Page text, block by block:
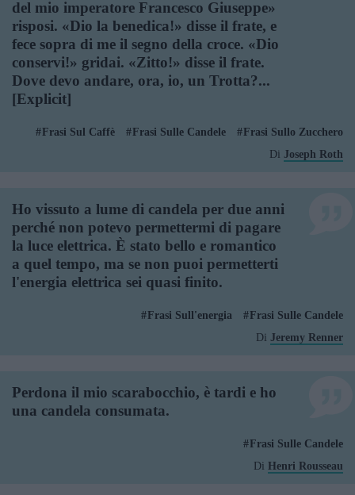
del mio imperatore Francesco Giuseppe»
risposi. «Dio la benedica!» disse il frate, e
fece sopra di me il segno della croce. «Dio
conservi!» gridai. «Zitto!» disse il frate.
Dove devo andare, ora, io, un Trotta?...
[Explicit]
Frasi Sul Caffè Frasi Sulle Candele
Frasi Sullo Zucchero
Di Joseph Roth
Ho vissuto a lume di candela per due anni
perché non potevo permettermi di pagare
la luce elettrica. È stato bello e romantico
a quel tempo, ma se non puoi permetterti
l'energia elettrica sei quasi finito.
Frasi Sull'energia
Frasi Sulle Candele
Di Jeremy Renner
Perdona il mio scarabocchio, è tardi e ho
una candela consumata.
Frasi Sulle Candele
Di Henri Rousseau